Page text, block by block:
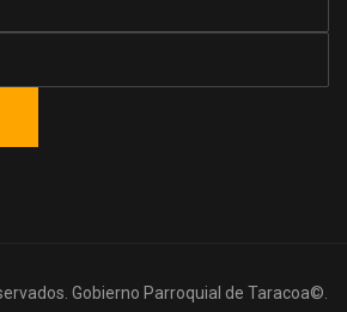
Gobierno Parroquial de Taracoa©.